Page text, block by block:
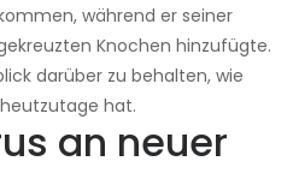
während er seiner
Knochen hinzufügte.
darüber zu behalten, wie
hat.
an neuer